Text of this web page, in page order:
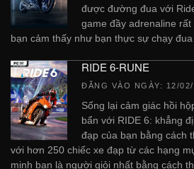
được đường đua với
game đầy adrenaline
bạn cảm thấy như bạn thực sự chạy đua
RIDE 6-RUNE
ĐĂNG VÀO NGÀY: 12/
Sống lại cảm giác hồi
bẩn với RIDE 6: khẳng
đạp của bạn bằng cách
với hơn 250 chiếc xe đạp từ các hạng
minh bạn là người giỏi nhất bằng cách